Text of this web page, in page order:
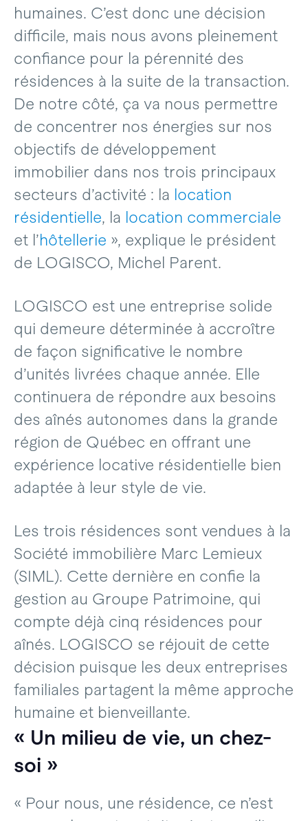
humaines. C’est donc une décision
difficile, mais nous avons pleinement
confiance pour la pérennité des
résidences à la suite de la transaction.
De notre côté, ça va nous permettre
de concentrer nos énergies sur nos
objectifs de développement
immobilier dans nos trois principaux
secteurs d’activité : la location
résidentielle, la location commerciale
et l’hôtellerie », explique le président
de LOGISCO, Michel Parent.
LOGISCO est une entreprise solide
qui demeure déterminée à accroître
de façon significative le nombre
d’unités livrées chaque année. Elle
continuera de répondre aux besoins
des aînés autonomes dans la grande
région de Québec en offrant une
expérience locative résidentielle bien
adaptée à leur style de vie.
Les trois résidences sont vendues à la
Société immobilière Marc Lemieux
(SIML). Cette dernière en confie la
gestion au Groupe Patrimoine, qui
compte déjà cinq résidences pour
aînés. LOGISCO se réjouit de cette
décision puisque les deux entreprises
familiales partagent la même approche
humaine et bienveillante.
« Un milieu de vie, un chez-
soi »
« Pour nous, une résidence, ce n’est